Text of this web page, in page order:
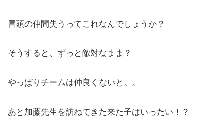
冒頭の仲間失うってこれなんでしょうか？
そうすると、ずっと敵対なまま？
やっぱりチームは仲良くないと。。
あと加藤先生を訪ねてきた来た子はいったい！？